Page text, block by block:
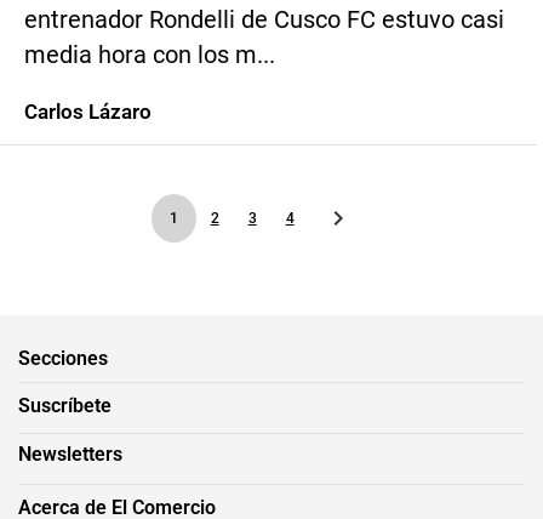
entrenador Rondelli de Cusco FC estuvo casi
media hora con los m...
Carlos Lázaro
1 2 3 4
Secciones
Suscríbete
Newsletters
Acerca de El Comercio